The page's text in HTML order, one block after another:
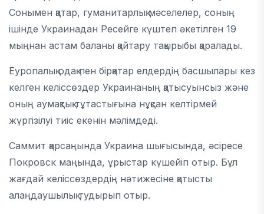
Сонымен қатар, гуманитарлық мәселелер, соның
ішінде Украинадан Ресейге күштеп әкетілген 19
мыңнан астам баланы қайтару тақырыбы қаралады.
Еуропалық одақ пен бірқатар елдердің басшылары кез
келген келіссөздер Украинаның қатысуынсыз және
оның аумақтық тұтастығына нұқсан келтірмей
жүргізілуі тиіс екенін мәлімдеді.
Саммит қарсаңында Украина шығысында, әсіресе
Покровск маңында, ұрыстар күшейіп отыр. Бұл
жағдай келіссөздердің нәтижесіне қатысты
алаңдаушылық тудырып отыр.